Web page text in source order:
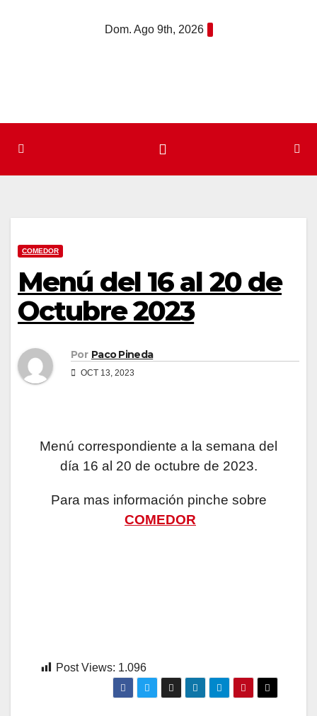
Dom. Ago 9th, 2026
COMEDOR
Menú del 16 al 20 de
Octubre 2023
Por Paco Pineda
OCT 13, 2023
Menú correspondiente a la semana del
día 16 al 20 de octubre de 2023.
Para mas información pinche sobre
COMEDOR
Post Views: 1.096